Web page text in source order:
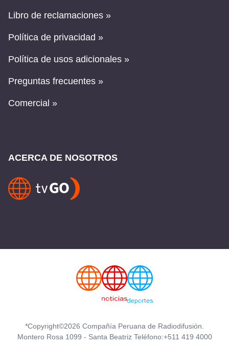
Libro de reclamaciones »
Política de privacidad »
Política de usos adicionales »
Preguntas frecuentes »
Comercial »
ACERCA DE NOSOTROS
*Copyright©2026 Compañía Peruana de Radiodifusión.
Montero Rosa 1099 - Santa Beatriz Teléfono:+511 419 4000